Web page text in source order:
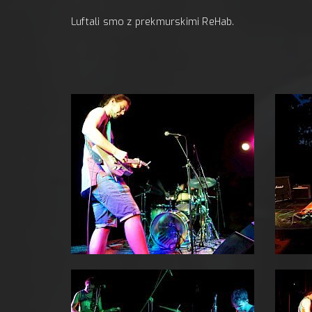
Luftali smo z prekmurskimi ReHab.